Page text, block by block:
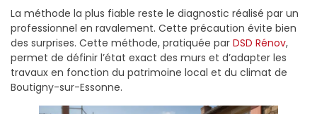
La méthode la plus fiable reste le diagnostic réalisé par un
professionnel en ravalement. Cette précaution évite bien
des surprises. Cette méthode, pratiquée par DSD Rénov,
permet de définir l’état exact des murs et d’adapter les
travaux en fonction du patrimoine local et du climat de
Boutigny-sur-Essonne.